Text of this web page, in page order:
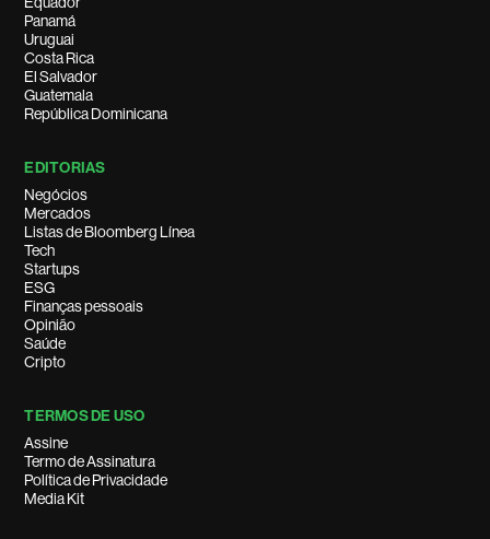
Panamá
Uruguai
Costa Rica
El Salvador
Guatemala
República Dominicana
EDITORIAS
Negócios
Mercados
Listas de Bloomberg Línea
Tech
Startups
ESG
Finanças pessoais
Opinião
Saúde
Cripto
TERMOS DE USO
Assine
Termo de Assinatura
Política de Privacidade
Media Kit